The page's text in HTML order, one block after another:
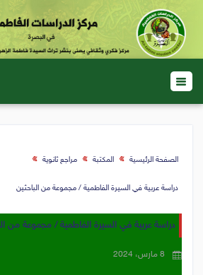
الصفحة الرئيسية المكتبة مراجع ثانوية
دراسة عربية في السيرة الفاطمية / مجموعة من الباحثين
دراسة عربية في السيرة الفاطمية / مجموعة من
8 مارس، 2024